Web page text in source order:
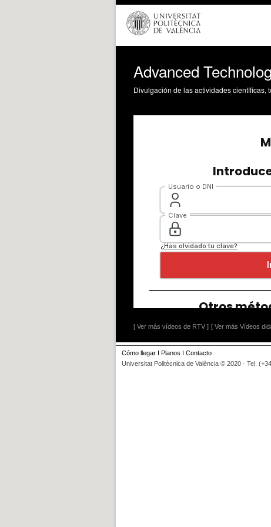
Advanced
Divulgación de las actividades científicas,
[ Ver más vídeos de RTV ] [ Ver más Vídeos
Cómo llegar I Planos I Contacto
Universitat Politècnica de València © 2020 · Tel.